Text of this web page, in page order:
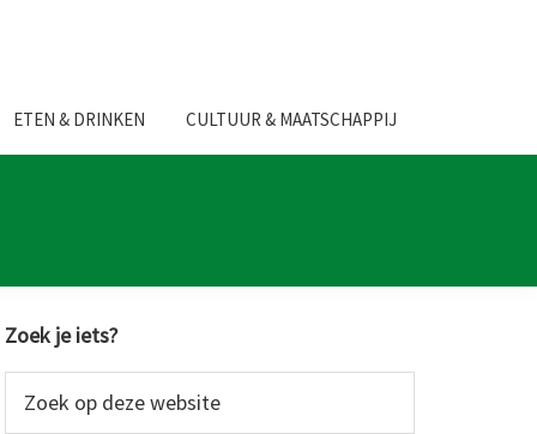
ETEN & DRINKEN CULTUUR & MAATSCHAPPIJ
Primaire
Sidebar
Zoek je iets?
op